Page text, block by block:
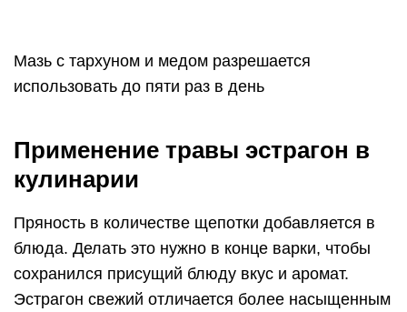
Мазь с тархуном и медом разрешается
использовать до пяти раз в день
Применение травы эстрагон в
кулинарии
Пряность в количестве щепотки добавляется в
блюда. Делать это нужно в конце варки, чтобы
сохранился присущий блюду вкус и аромат.
Эстрагон свежий отличается более насыщенным